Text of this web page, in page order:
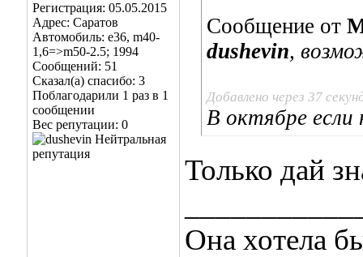
Регистрация: 05.05.2015
Адрес: Саратов
Автомобиль: е36, m40-
1,6=>m50-2.5; 1994
Сообщений: 51
Сказал(а) спасибо: 3
Поблагодарили 1 раз в 1
сообщении
Вес репутации: 0
Сообщение от
dushevin,
Добавлено через 37
В октябре если
Только дай
Она хотела